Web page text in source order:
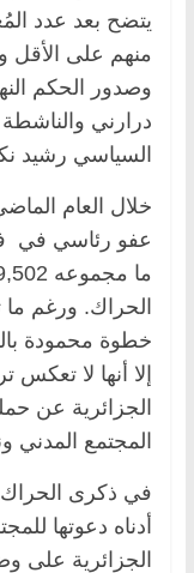
منهم على
وصدور الحكم
درارني والناشطة
السياسي رشيد
خلال العام
الحراك. ورغم ما
خطوة محمودة
إلا أنها لا
الجزائرية عن
المجتمع المدني
في ذكرى الحراك
أدناه دعوتها
الجزائرية على